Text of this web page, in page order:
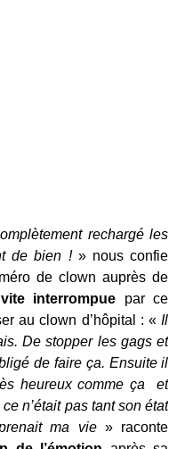
rechargé les
de bien !» nous confie
de clown auprès de
interrompue par ce
au clown d’hôpital : «Il
De stopper les gags et
de faire ça. Ensuite il
heureux comme ça et
n’était pas tant son état
ma vie» raconte